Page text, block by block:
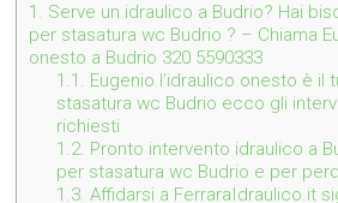
1. Serve un idraulico a Budrio? Hai
per stasatura wc Budrio ? – Chiama
onesto a Budrio 320 5590333
1.1. Eugenio l’idraulico onesto è il
stasatura wc Budrio ecco gli
richiesti
1.2. Pronto intervento idraulico a
per stasatura wc Budrio e per
1.3. Affidarsi a FerraraIdraulico.it